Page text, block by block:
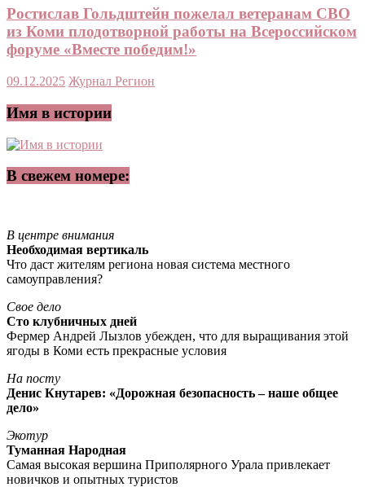
Ростислав Гольдштейн пожелал ветеранам СВО
из Коми плодотворной работы на Всероссийском
форуме «Вместе победим!»
09.12.2025 Журнал Регион
Имя в истории
В свежем номере:
В центре внимания
Необходимая вертикаль
Что даст жителям региона новая система местного
самоуправления?
Свое дело
Сто клубничных дней
Фермер Андрей Лызлов убежден, что для выращивания этой
ягоды в Коми есть прекрасные условия
На посту
Денис Кнутарев: «Дорожная безопасность – наше общее
дело»
Экотур
Туманная Народная
Самая высокая вершина Приполярного Урала привлекает
новичков и опытных туристов